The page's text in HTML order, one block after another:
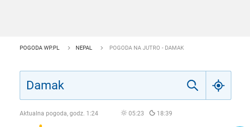
POGODA WP.PL NEPAL POGODA NA JUTRO - DAMAK
Aktualna pogoda, godz. 1:24 05:23 18:39